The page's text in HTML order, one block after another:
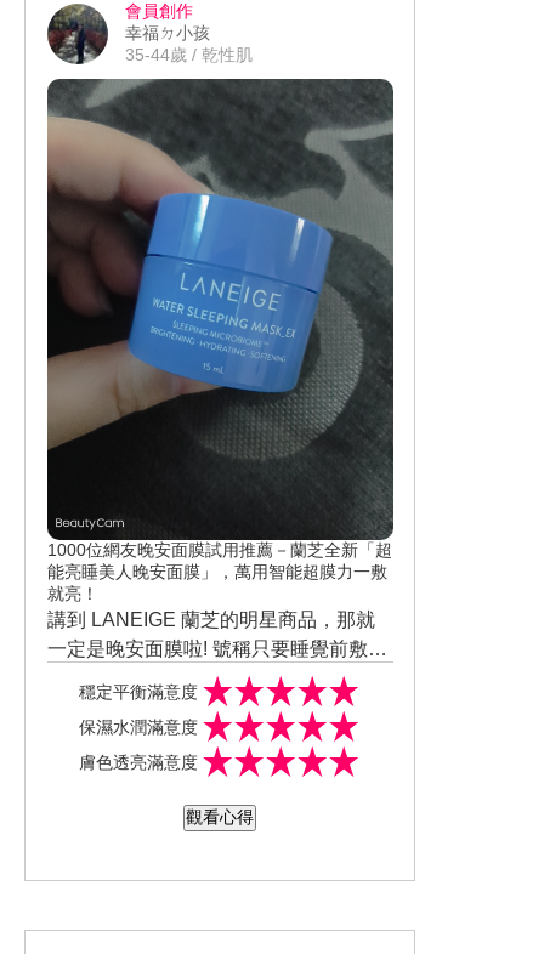
些容易卡粉的部位 再也不怕眼下卡粉或
是嘴角沒拍均勻了
常軟彈 所以只需輕壓就能帶走殘留在美
妝蛋的粉底液，清洗後又是一顆乾淨無
收到時的膚況其實並不好 除了本身天生
毛孔有些大+膚質比較偏乾外 臉上有顆超
頰下方處有些脫皮的情況 若按照以往的
上妝方式 不止紅痘印遮不住 就連脫皮的
地方也會變得更糟糕更明顯
痘印已經看不太出來外 就連猖狂的毛孔
也撫平了七八成 臉上的脫屑情況也平整
許多 至少已經看不太出來 呈現的妝感也
是那種透著微微光澤度還很有水潤感 再
補上重點彩妝→唇膏、腮紅後 整個人立
馬秒變好氣色
一顆小小的美妝蛋解決了 上妝後的不貼
妝、細紋容易卡粉 粉底老是拍不均勻、
鼻翼嘴角無法全面照顧到 還能大面積上
妝加快畫妝的時間
乾濕兩用→粉餅(液)、定妝、腮紅、打
亮、修容 一顆搞定 質地很Q彈柔軟拍在
臉上超級舒服 絲毫不費力就能輕鬆完成
輕、薄、透底妝 卻只要超~甜的價格就可
以擁有它 即是三款都選購定價仍舊千元
有找 還附送美妝蛋架 真的CP值破錶
會員創作
幸福ㄉ小孩
35-44歲 / 乾性肌
1000位網友晚安面膜試用推薦－蘭芝全新「超
能亮睡美人晚安面膜」，萬用智能超膜力一敷
就亮！
講到 LANEIGE 蘭芝的明星商品，那就
一定是晚安面膜啦! 號稱只要睡覺前敷
它，保證明早起床膚況超OK，睡覺就能
變美也太讓人心動了~ 全新升版的蘭芝超
能亮睡美人晚安面膜，除了全膚質都能
適用， 更是利用「益膚微生態平衡科技
狀況，而且還大大改善敷晚安面膜時最
質地果然較第一代來得更加水潤，在香
氣上也了做修正淡雅許多 即使敷整晚也
不用擔心那股香調會一直一直伴隨到起
床，大概擦完全臉就聞不太到了
同時也因為新一代質地的關係，讓延展
性這一塊超級優秀，只需輕點在雙頰、
全臉即可，而且幾乎不用等待，那怕是
手摸也不會回黏，比起第一代敷完肌膚
回黏的特性，因為按照之前使用類似產
潔時還會滑滑黏黏的，但這款完全沒有
表示產品都有牢牢被肌膚給吸收，而不
穩定平衡滿意度
保濕水潤滿意度
膚色透亮滿意度
觀看心得